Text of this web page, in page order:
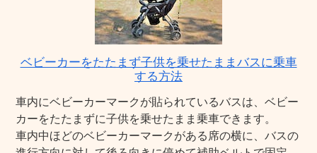
ベビーカーをたたまず子供を乗せたままバスに乗車
する方法
車内にベビーカーマークが貼られているバスは、ベビー
カーをたたまずに子供を乗せたまま乗車できます。
車内中ほどのベビーカーマークがある席の横に、バスの